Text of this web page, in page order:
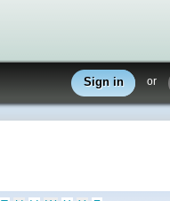
Sign in or